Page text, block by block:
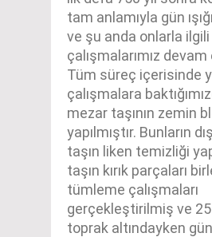
tam anlamıyla gün
ve şu anda onlarla ilgili
çalışmalarımız
Tüm süreç içerisinde
çalışmalara
mezar taşının zemin
yapılmıştır. Bunların
taşın liken temizliği
taşın kırık parçaları
tümleme çalışmaları
gerçekleştirilmiş ve 25
toprak altındayken